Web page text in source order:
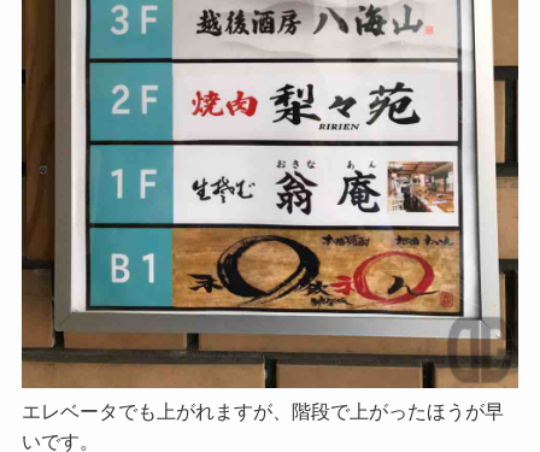
エレベータでも上がれますが、階段で上がったほうが早
いです。